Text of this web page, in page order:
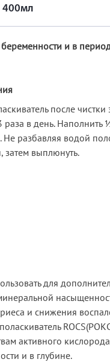
400мл
и в
после чистки
в день. Наполнить
Не разбавляя водой
затем выплюнуть.
для
и снижения
активного
и в глубине.